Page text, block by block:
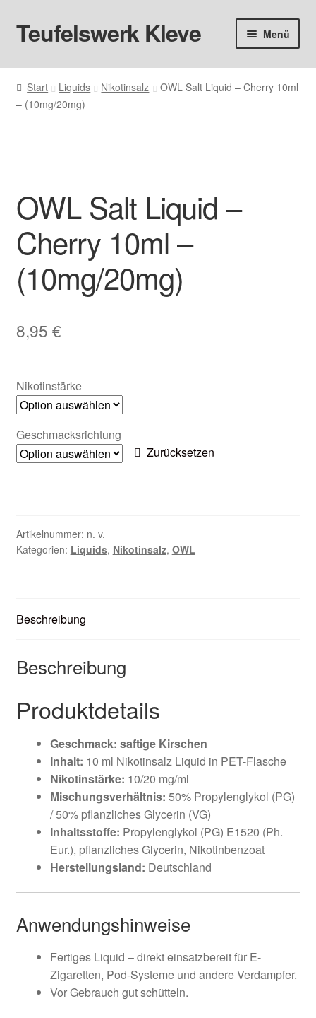
Zur
Navigation
Zum
Inhalt
Teufelswerk Kleve Menü
Startseite
Hardware
Big Puff
Aromen
Basen & Nikotin
Zubehör
Kontaktformular
Nikotintabelle
Start Liquids Nikotinsalz
OWL Salt Liquid – Cherry 10ml
– (10mg/20mg)
OWL Salt Liquid –
Cherry 10ml –
(10mg/20mg)
8,95 €
Nikotinstärke
Geschmacksrichtung
Zurücksetzen
Artikelnummer: n. v.
Kategorien: Liquids, Nikotinsalz, OWL
Beschreibung
Beschreibung
Produktdetails
Geschmack: saftige Kirschen
Inhalt: 10 ml Nikotinsalz Liquid in PET-Flasche
Nikotinstärke: 10/20 mg/ml
Mischungsverhältnis: 50% Propylenglykol (PG)
/ 50% pflanzliches Glycerin (VG)
Inhaltsstoffe: Propylenglykol (PG) E1520 (Ph.
Eur.), pflanzliches Glycerin, Nikotinbenzoat
Herstellungsland: Deutschland
Anwendungshinweise
Fertiges Liquid – direkt einsatzbereit für E-
Zigaretten, Pod-Systeme und andere Verdampfer.
Vor Gebrauch gut schütteln.